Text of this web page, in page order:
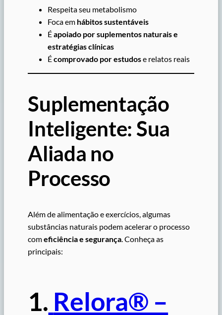
Respeita seu metabolismo
Foca em hábitos sustentáveis
Éapoiado por suplementos naturais e
estratégias clínicas
Écomprovado por estudose relatos reais
Suplementação
Inteligente: Sua
Aliada no
Processo
Além de alimentação e exercícios, algumas
substâncias naturais podem acelerar o processo
comeficiência e segurança. Conheça as
principais:
1. Relora® –